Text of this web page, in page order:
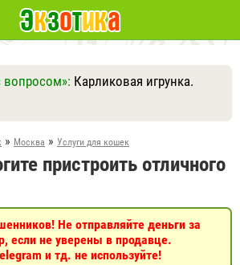
вопросом»: Карликовая игрунка.
Другие вопросы
Задать вопрос
» Москва » Услуги для кошек
пристроить отличного
Не отправляйте деньги за
если не уверены в продавце.
и тд. не используйте!